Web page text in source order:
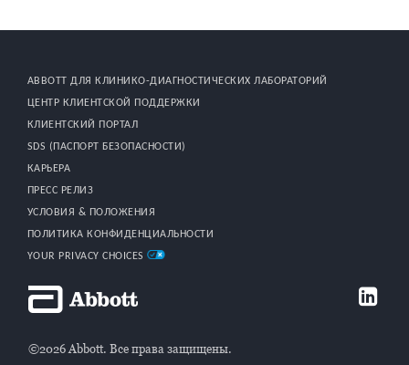
ABBOTT ДЛЯ КЛИНИКО-ДИАГНОСТИЧЕСКИХ ЛАБОРАТОРИЙ
ЦЕНТР КЛИЕНТСКОЙ ПОДДЕРЖКИ
КЛИЕНТСКИЙ ПОРТАЛ
SDS (ПАСПОРТ БЕЗОПАСНОСТИ)
КАРЬЕРА
ПРЕСС РЕЛИЗ
УСЛОВИЯ & ПОЛОЖЕНИЯ
ПОЛИТИКА КОНФИДЕНЦИАЛЬНОСТИ
YOUR PRIVACY CHOICES
©2026 Abbott. Все права защищены.